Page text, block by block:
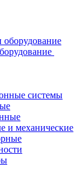
системы
и механические